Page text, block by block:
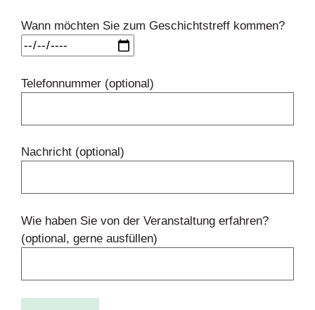
Wann möchten Sie zum Geschichtstreff kommen?
Telefonnummer (optional)
Nachricht (optional)
Wie haben Sie von der Veranstaltung erfahren?
(optional, gerne ausfüllen)